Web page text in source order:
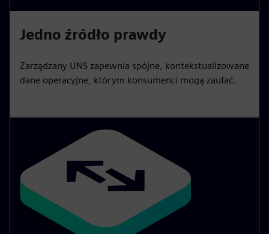
Jedno źródło prawdy
Zarządzany UNS zapewnia spójne, kontekstualizowane
dane operacyjne, którym konsumenci mogą zaufać.